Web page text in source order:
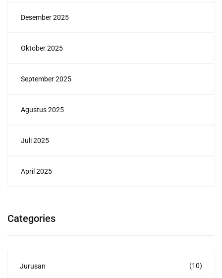
Desember 2025
Oktober 2025
September 2025
Agustus 2025
Juli 2025
April 2025
Categories
Jurusan (10)